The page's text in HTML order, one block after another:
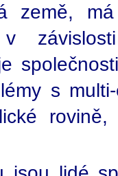
země,
v
s